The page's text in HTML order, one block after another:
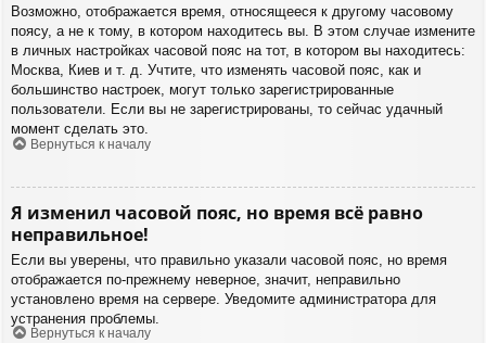
Возможно, отображается время, относящееся к другому часовому
поясу, а не к тому, в котором находитесь вы. В этом случае измените
в личных настройках часовой пояс на тот, в котором вы находитесь:
Москва, Киев и т. д. Учтите, что изменять часовой пояс, как и
большинство настроек, могут только зарегистрированные
пользователи. Если вы не зарегистрированы, то сейчас удачный
момент сделать это.
Вернуться к началу
Я изменил часовой пояс, но время всё равно
неправильное!
Если вы уверены, что правильно указали часовой пояс, но время
отображается по-прежнему неверное, значит, неправильно
установлено время на сервере. Уведомите администратора для
устранения проблемы.
Вернуться к началу